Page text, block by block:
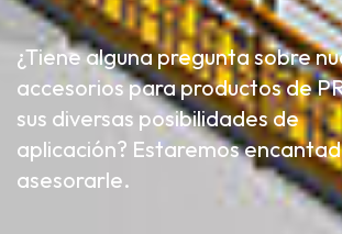
¿Tiene alguna pregunta sobre
accesorios para productos de
sus diversas posibilidades de
aplicación? Estaremos
asesorarle.